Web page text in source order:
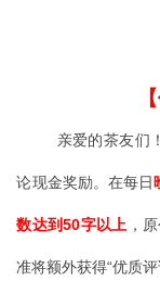
亲爱的茶友们
论现金奖励。在每日
数达到50字以上 ，
准将额外获得“优质评